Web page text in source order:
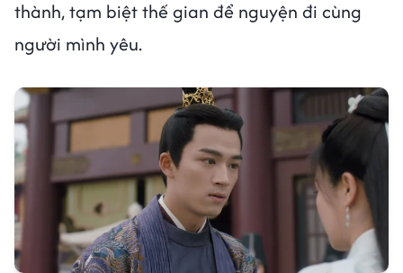
thành, tạm biệt thế gian để nguyện đi cùng
người mình yêu.